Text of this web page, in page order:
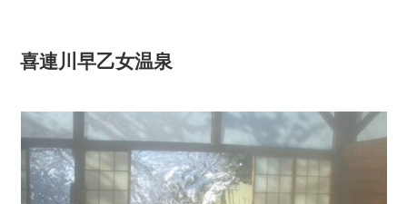
喜連川早乙女温泉